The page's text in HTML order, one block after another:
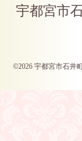
宇都宮市
©2026 宇都宮市石井